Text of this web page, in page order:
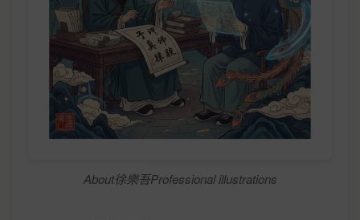
About徐樂吾Professional illustrations